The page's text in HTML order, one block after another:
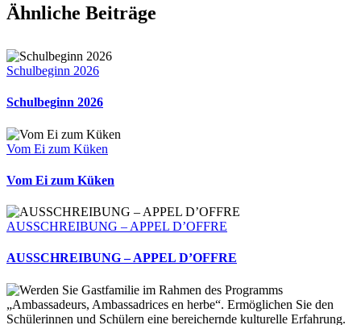
Facebook
X
Pinterest
E-
Mail
Ähnliche Beiträge
Schulbeginn 2026
Schulbeginn 2026
Vom Ei zum Küken
Vom Ei zum Küken
AUSSCHREIBUNG – APPEL D’OFFRE
AUSSCHREIBUNG – APPEL D’OFFRE